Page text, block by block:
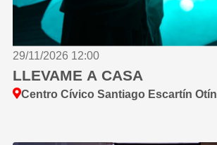
29/11/2026 12:00
LLEVAME A CASA
Centro Cívico Santiago Escartín Otín